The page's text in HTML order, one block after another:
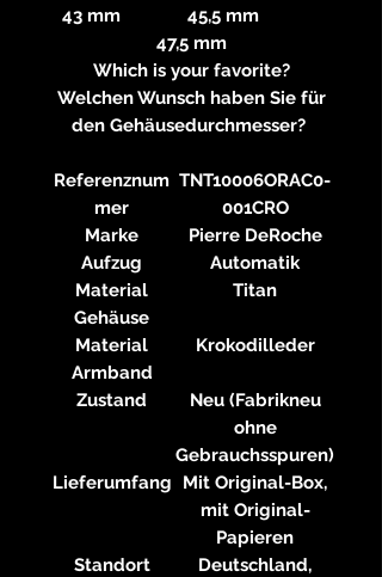
43 mm 45,5 mm
47,5 mm
Which is your favorite?
Welchen Wunsch haben Sie für
den Gehäusedurchmesser?
Referenznum
mer
TNT10006ORAC0-
001CRO
Marke
Pierre DeRoche
Aufzug
Automatik
Material
Gehäuse
Titan
Material
Armband
Krokodilleder
Zustand
Neu (Fabrikneu
ohne
Gebrauchsspuren)
Lieferumfang
Mit Original-Box,
mit Original-
Papieren
Standort
Deutschland,